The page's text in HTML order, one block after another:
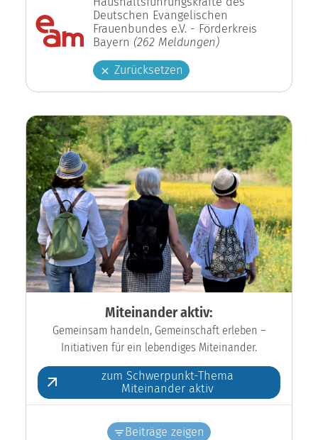
Deutschen Evangelischen
Frauenbundes e.V. - Förderkreis
Bayern (262 Meldungen)
Zurücksetzen
Miteinander aktiv:
Gemeinsam handeln, Gemeinschaft erleben –
Initiativen für ein lebendiges Miteinander.
zum Schwerpunkt-Thema
Miteinander aktiv
Beiträge zeigen